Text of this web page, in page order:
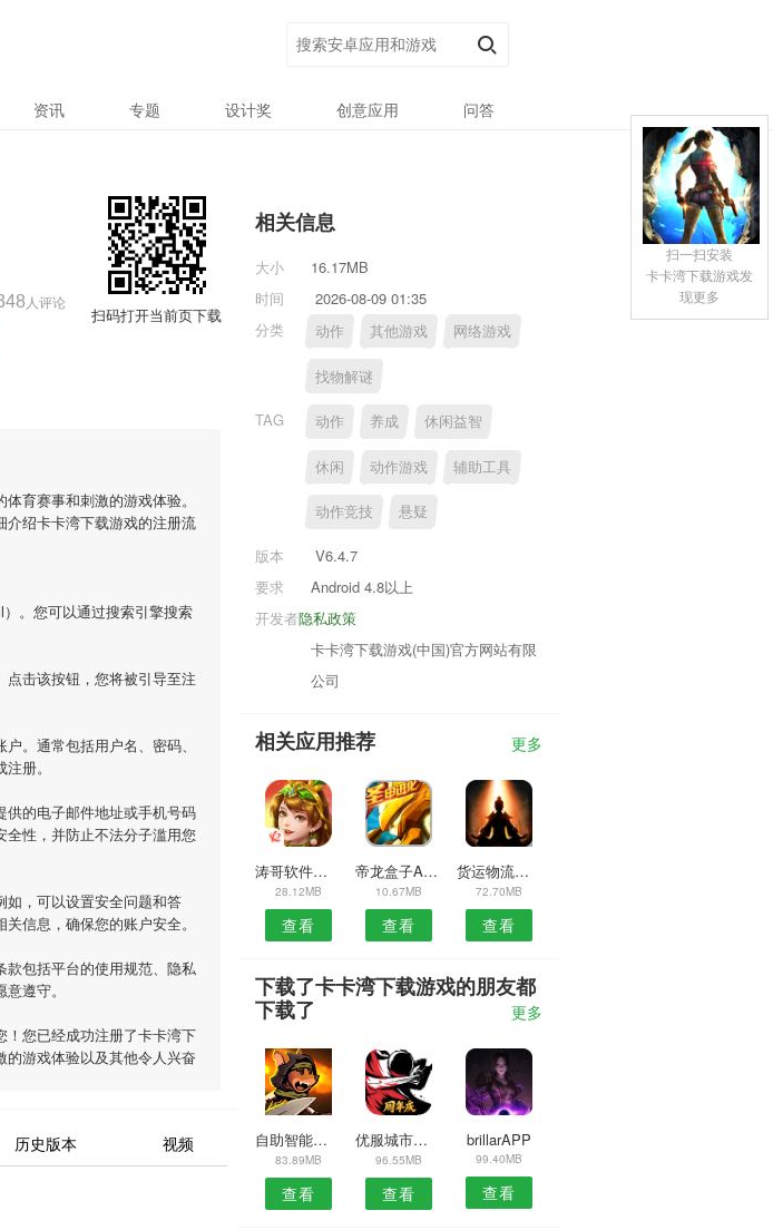
资讯 专题 设计奖 创意应用 问答
人评论
扫码打开当前页下载
育赛事和刺激的游戏体验。
介绍卡卡湾下载游戏的注册流
。您可以通过搜索引擎搜索
击该按钮，您将被引导至注
户。通常包括用户名、密码、
册。
供的电子邮件地址或手机号码
性，并防止不法分子滥用您
如，可以设置安全问题和答
信息，确保您的账户安全。
包括平台的使用规范、隐私
遵守。
！您已经成功注册了卡卡湾下
的游戏体验以及其他令人兴奋
历史版本 视频
相关信息
大小
16.17MB
时间
2026-08-09 01:35
分类
动作 其他游戏 网络游戏
找物解谜
TAG 动作 养成 休闲益智
休闲 动作游戏 辅助工具
动作竞技 悬疑
版本
V6.4.7
要求
Android 4.8以上
隐私政策
开发者
卡卡湾下载游戏(中国)官方网站有限
公司
相关应用推荐 更多
涛哥软件库预约安卓版
28.12MB
查看
帝龙盒子APP
10.67MB
查看
货运物流运输APP
72.70MB
查看
下载了卡卡湾下载游戏的朋友都
下载了
更多
自助智能证件照安卓版
83.89MB
查看
优服城市端APP
96.55MB
查看
brillarAPP
99.40MB
查看
扫一扫安装
卡卡湾下载游戏发
现更多